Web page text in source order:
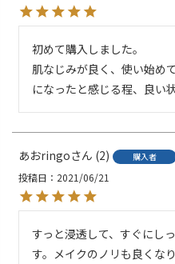
初めて購入しました。
肌なじみが良く、使い始め
あおringo 2 購入者
投稿日
2021/06/21
すっと浸透して、すぐにし
す。メイクのノリも良くな